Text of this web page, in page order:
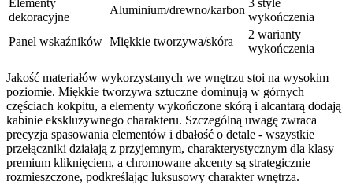
Elementy
dekoracyjne
Aluminium/drewno/karbon
3 style
wykończenia
Panel wskaźników Miękkie tworzywa/skóra
2 warianty
wykończenia
Jakość materiałów wykorzystanych we wnętrzu stoi na wysokim
poziomie. Miękkie tworzywa sztuczne dominują w górnych
częściach kokpitu, a elementy wykończone skórą i alcantarą dodają
kabinie ekskluzywnego charakteru. Szczególną uwagę zwraca
precyzja spasowania elementów i dbałość o detale - wszystkie
przełączniki działają z przyjemnym, charakterystycznym dla klasy
premium kliknięciem, a chromowane akcenty są strategicznie
rozmieszczone, podkreślając luksusowy charakter wnętrza.